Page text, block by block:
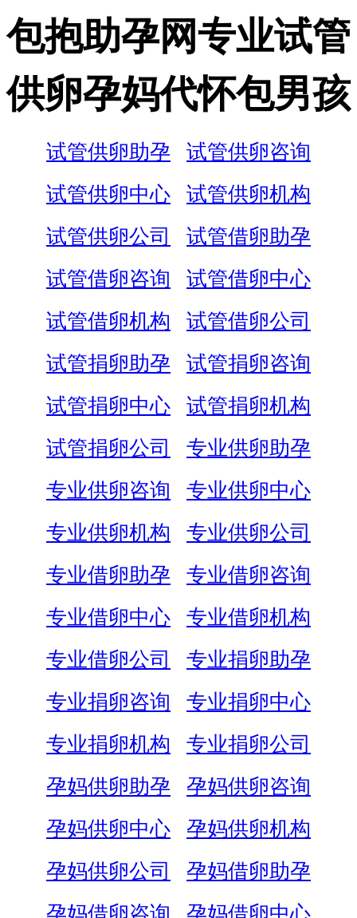
包抱助孕网专业试管
供卵孕妈代怀包男孩
试管供卵助孕
试管供卵咨询
试管供卵中心
试管供卵机构
试管供卵公司
试管借卵助孕
试管借卵咨询
试管借卵中心
试管借卵机构
试管借卵公司
试管捐卵助孕
试管捐卵咨询
试管捐卵中心
试管捐卵机构
试管捐卵公司
专业供卵助孕
专业供卵咨询
专业供卵中心
专业供卵机构
专业供卵公司
专业借卵助孕
专业借卵咨询
专业借卵中心
专业借卵机构
专业借卵公司
专业捐卵助孕
专业捐卵咨询
专业捐卵中心
专业捐卵机构
专业捐卵公司
孕妈供卵助孕
孕妈供卵咨询
孕妈供卵中心
孕妈供卵机构
孕妈供卵公司
孕妈借卵助孕
孕妈借卵咨询
孕妈借卵中心